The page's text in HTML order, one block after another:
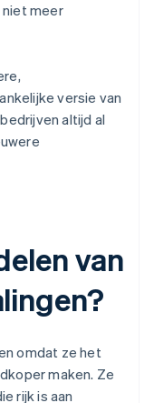
niet meer
versie van
altijd al
van
omdat ze het
maken. Ze
rijk is aan